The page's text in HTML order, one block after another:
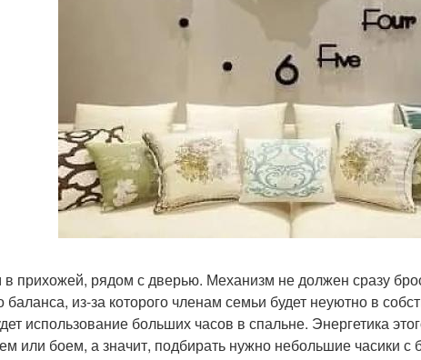
прихожей, рядом с дверью. Механизм не должен сразу
баланса, из-за которого членам семьи будет неуютно в
использование больших часов в спальне. Энергетика
или боем, а значит, подбирать нужно небольшие часики